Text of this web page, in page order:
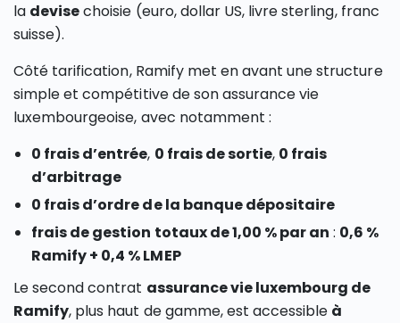
la devisechoisie (euro, dollar US, livre sterling, franc
suisse).
Côté tarification, Ramify met en avant une structure
simple et compétitive de son assurance vie
luxembourgeoise, avec notamment :
0 frais d’entrée, 0 frais de sortie, 0 frais
d’arbitrage
0 frais d’ordre de la banque dépositaire
frais de gestion totaux de 1,00 % par an : 0,6 %
Ramify + 0,4 % LMEP
Le second contrat assurance vie luxembourg de
Ramify, plus haut de gamme, est accessible à